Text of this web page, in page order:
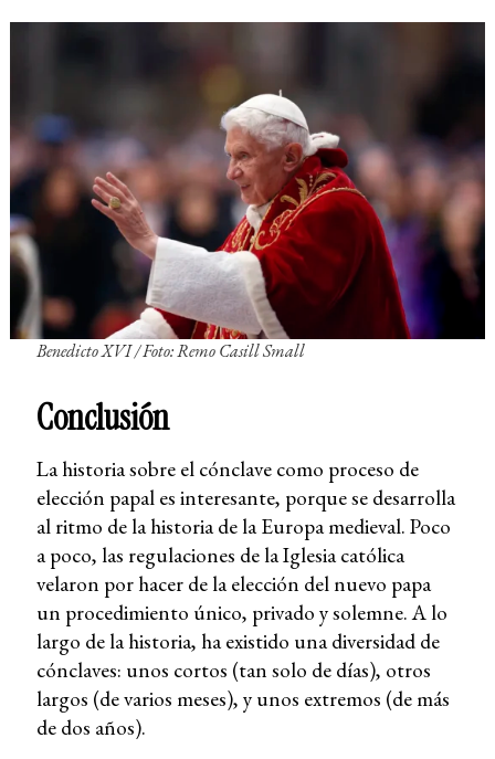
Benedicto XVI / Foto: Remo Casill Small
Conclusión
La historia sobre el cónclave como proceso de
elección papal es interesante, porque se desarrolla
al ritmo de la historia de la Europa medieval. Poco
a poco, las regulaciones de la Iglesia católica
velaron por hacer de la elección del nuevo papa
un procedimiento único, privado y solemne. A lo
largo de la historia, ha existido una diversidad de
cónclaves: unos cortos (tan solo de días), otros
largos (de varios meses), y unos extremos (de más
de dos años).